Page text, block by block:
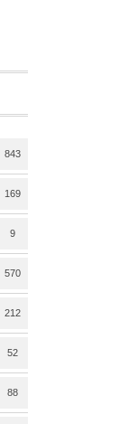
843
169
9
570
212
52
88